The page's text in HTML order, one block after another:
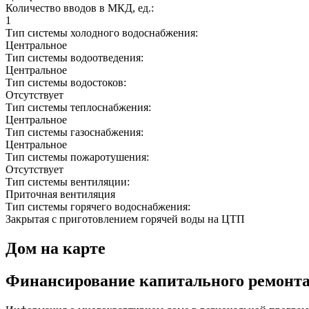
Количество вводов в МКД, ед.:
1
Тип системы холодного водоснабжения:
Центральное
Тип системы водоотведения:
Центральное
Тип системы водостоков:
Отсутствует
Тип системы теплоснабжения:
Центральное
Тип системы газоснабжения:
Центральное
Тип системы пожаротушения:
Отсутствует
Тип системы вентиляции:
Приточная вентиляция
Тип системы горячего водоснабжения:
Закрытая с приготовлением горячей воды на ЦТП
Дом на карте
Финансирование капитального